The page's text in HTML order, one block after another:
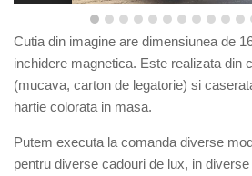
Cutia din imagine are dimensiunea de
inchidere magnetica. Este realizata din
(mucava, carton de legatorie) si
hartie colorata in masa.
Putem executa la comanda diverse
pentru diverse cadouri de lux, in